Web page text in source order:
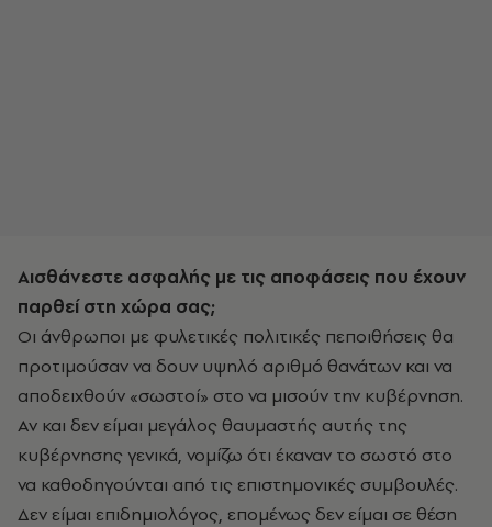
Αισθάνεστε ασφαλής με τις αποφάσεις που έχουν
παρθεί στη χώρα σας;
Οι άνθρωποι με φυλετικές πολιτικές πεποιθήσεις θα
προτιμούσαν να δουν υψηλό αριθμό θανάτων και να
αποδειχθούν «σωστοί» στο να μισούν την κυβέρνηση.
Αν και δεν είμαι μεγάλος θαυμαστής αυτής της
κυβέρνησης γενικά, νομίζω ότι έκαναν το σωστό στο
να καθοδηγούνται από τις επιστημονικές συμβουλές.
Δεν είμαι επιδημιολόγος, επομένως δεν είμαι σε θέση